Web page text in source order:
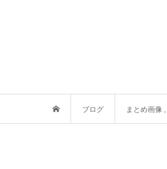
ブログ まとめ画像 ,